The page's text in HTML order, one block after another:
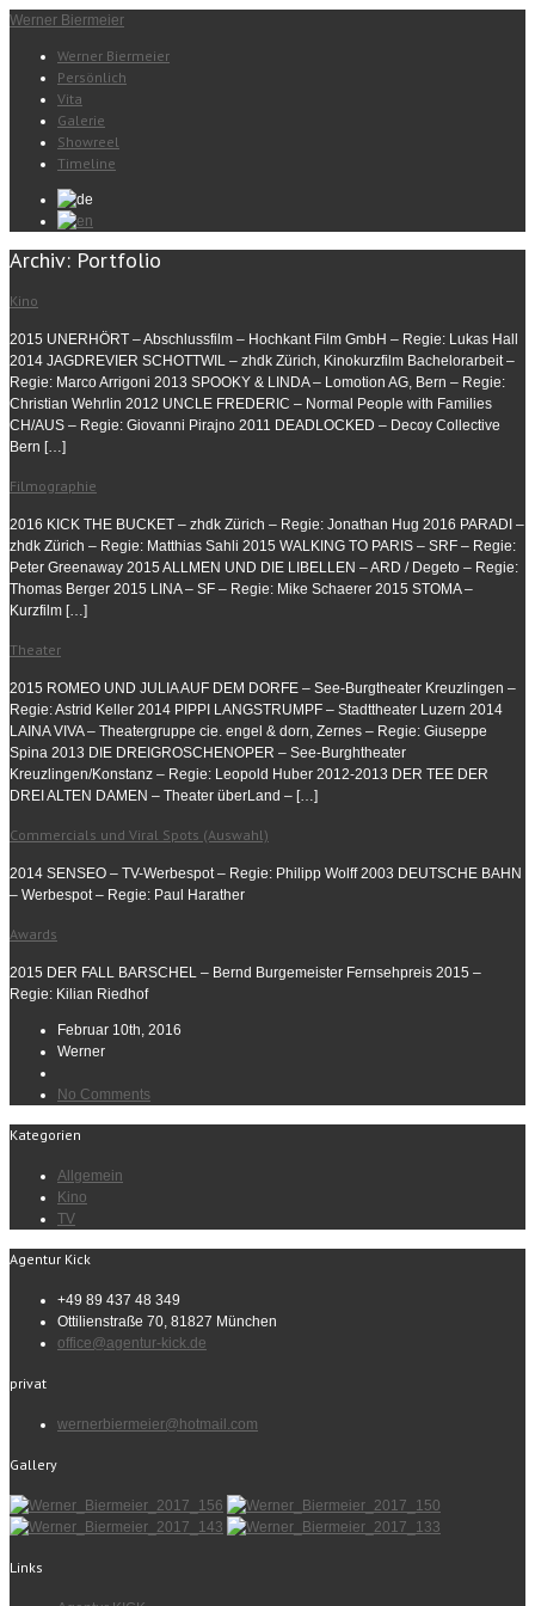
Werner Biermeier
Werner Biermeier
Persönlich
Vita
Galerie
Showreel
Timeline
Archiv: Portfolio
Kino
2015 UNERHÖRT – Abschlussfilm – Hochkant Film GmbH – Regie: Lukas Hall
2014 JAGDREVIER SCHOTTWIL – zhdk Zürich, Kinokurzfilm Bachelorarbeit –
Regie: Marco Arrigoni 2013 SPOOKY & LINDA – Lomotion AG, Bern – Regie:
Christian Wehrlin 2012 UNCLE FREDERIC – Normal People with Families
CH/AUS – Regie: Giovanni Pirajno 2011 DEADLOCKED – Decoy Collective
Bern […]
Filmographie
2016 KICK THE BUCKET – zhdk Zürich – Regie: Jonathan Hug 2016 PARADI –
zhdk Zürich – Regie: Matthias Sahli 2015 WALKING TO PARIS – SRF – Regie:
Peter Greenaway 2015 ALLMEN UND DIE LIBELLEN – ARD / Degeto – Regie:
Thomas Berger 2015 LINA – SF – Regie: Mike Schaerer 2015 STOMA –
Kurzfilm […]
Theater
2015 ROMEO UND JULIA AUF DEM DORFE – See-Burgtheater Kreuzlingen –
Regie: Astrid Keller 2014 PIPPI LANGSTRUMPF – Stadttheater Luzern 2014
LAINA VIVA – Theatergruppe cie. engel & dorn, Zernes – Regie: Giuseppe
Spina 2013 DIE DREIGROSCHENOPER – See-Burghtheater
Kreuzlingen/Konstanz – Regie: Leopold Huber 2012-2013 DER TEE DER
DREI ALTEN DAMEN – Theater überLand – […]
Commercials und Viral Spots (Auswahl)
2014 SENSEO – TV-Werbespot – Regie: Philipp Wolff 2003 DEUTSCHE BAHN
– Werbespot – Regie: Paul Harather
Awards
2015 DER FALL BARSCHEL – Bernd Burgemeister Fernsehpreis 2015 –
Regie: Kilian Riedhof
Februar 10th, 2016
Werner
No Comments
Kategorien
Allgemein
Kino
TV
Agentur Kick
+49 89 437 48 349
Ottilienstraße 70, 81827 München
office@agentur-kick.de
privat
wernerbiermeier@hotmail.com
Gallery
Links